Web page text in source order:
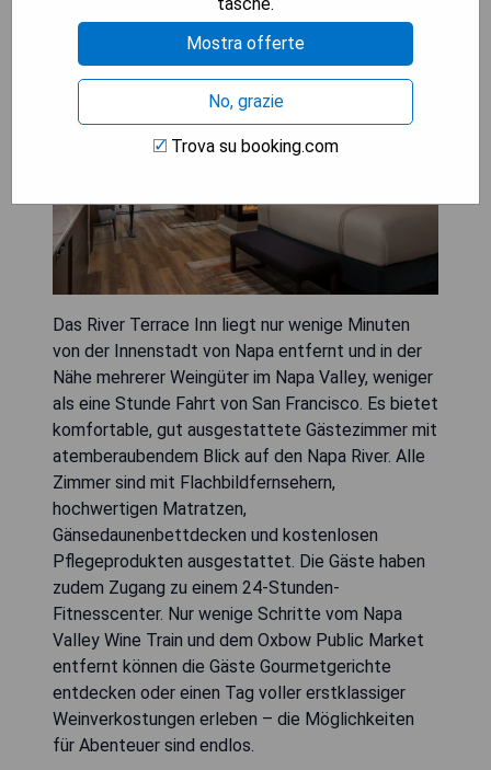
Das River Terrace Inn liegt nur wenige Minuten
von der Innenstadt von Napa entfernt und in der
Nähe mehrerer Weingüter im Napa Valley, weniger
als eine Stunde Fahrt von San Francisco. Es bietet
komfortable, gut ausgestattete Gästezimmer mit
atemberaubendem Blick auf den Napa River. Alle
Zimmer sind mit Flachbildfernsehern,
hochwertigen Matratzen,
Gänsedaunenbettdecken und kostenlosen
Pflegeprodukten ausgestattet. Die Gäste haben
zudem Zugang zu einem 24-Stunden-
Fitnesscenter. Nur wenige Schritte vom Napa
Valley Wine Train und dem Oxbow Public Market
entfernt können die Gäste Gourmetgerichte
entdecken oder einen Tag voller erstklassiger
Weinverkostungen erleben – die Möglichkeiten
für Abenteuer sind endlos.
Mostra offerte
No, grazie
Trova su booking.com